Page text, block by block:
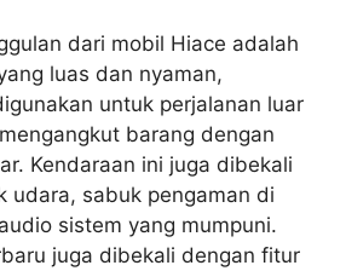
dari mobil Hiace adalah
luas dan nyaman,
untuk perjalanan luar
barang dengan
Kendaraan ini juga dibekali
udara, sabuk pengaman di
sistem yang mumpuni.
juga dibekali dengan fitur